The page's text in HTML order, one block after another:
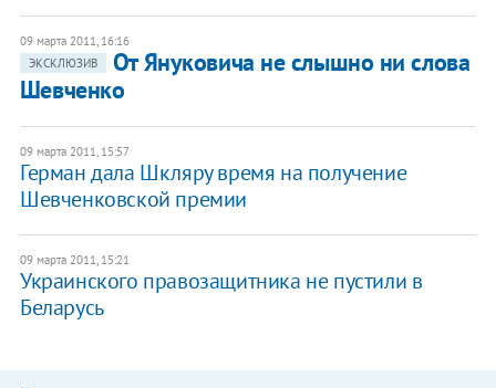
09 марта 2011, 16:16
ЭКСКЛЮЗИВ
От Януковича не слышно ни слова
Шевченко
09 марта 2011, 15:57
Герман дала Шкляру время на получение
Шевченковской премии
09 марта 2011, 15:21
Украинского правозащитника не пустили в
Беларусь